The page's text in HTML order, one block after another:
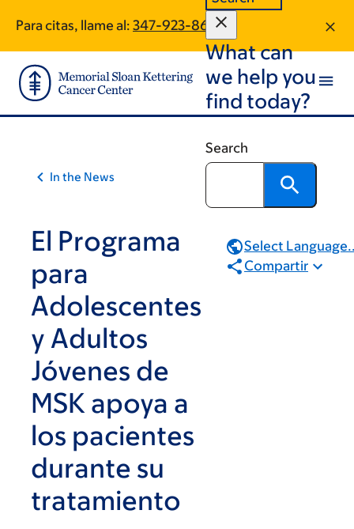
main
content
footer
Para citas, llame al: 347-923-8698
What can
we help you
find today?
Search
In the News
El Programa
para
Adolescentes
y Adultos
Jóvenes de
MSK apoya a
los pacientes
durante su
tratamiento
Select
Compartir
traversal
links
for
On